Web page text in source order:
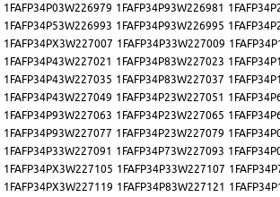
1FAFP34P03W226979 1FAFP34P93W226981
1FAFP34P53W226993 1FAFP34P93W226995
1FAFP34PX3W227007 1FAFP34P33W227009
1FAFP34P43W227021 1FAFP34P83W227023
1FAFP34P43W227035 1FAFP34P83W227037
1FAFP34P43W227049 1FAFP34P23W227051
1FAFP34P93W227063 1FAFP34P23W227065
1FAFP34P93W227077 1FAFP34P23W227079
1FAFP34P33W227091 1FAFP34P73W227093
1FAFP34PX3W227105 1FAFP34P33W227107
1FAFP34PX3W227119 1FAFP34P83W227121